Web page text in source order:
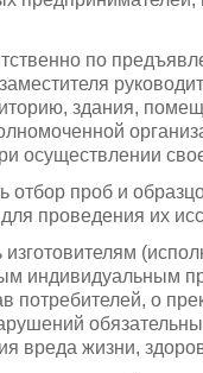
по
здания,
осуществлении
отбор проб и
проведения их
изготовителям
индивидуальным
потребителей, о
вреда жизни,